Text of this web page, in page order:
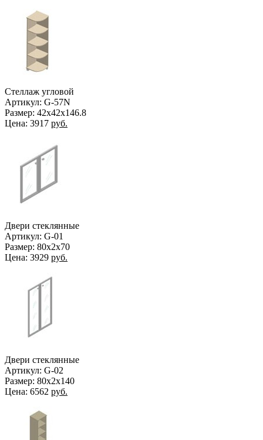
Стеллаж угловой
Артикул: G-57N
Размер: 42х42х146.8
Цена: 3917 руб.
Двери стеклянные
Артикул: G-01
Размер: 80х2х70
Цена: 3929 руб.
Двери стеклянные
Артикул: G-02
Размер: 80х2х140
Цена: 6562 руб.